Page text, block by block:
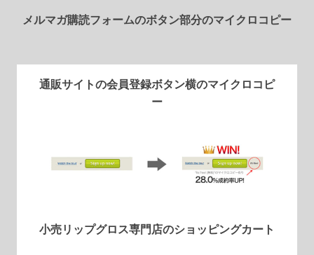
メルマガ購読フォームのボタン部分のマイクロコピー
通販サイトの会員登録ボタン横のマイクロコピ
ー
小売リップグロス専門店のショッピングカート